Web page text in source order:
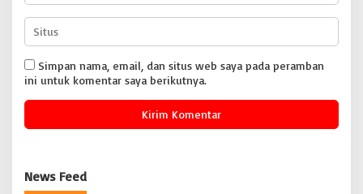
Simpan nama, email, dan situs web saya pada peramban
ini untuk komentar saya berikutnya.
News Feed